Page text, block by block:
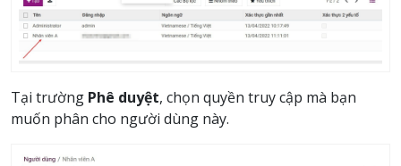
Tại trường Phê duyệt, chọn quyền truy cập mà bạn
muốn phân cho người dùng này.